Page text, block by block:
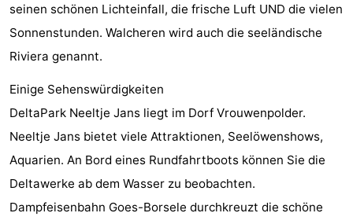
Zentren
Dörfer
&
Städte
Natur
Führungen
-
seinen schönen Lichteinfall, die frische Luft UND die vielen
Sonnenstunden. Walcheren wird auch die seeländische
Riviera genannt.
Einige Sehenswürdigkeiten
DeltaPark Neeltje Jans liegt im Dorf Vrouwenpolder.
Neeltje Jans bietet viele Attraktionen, Seelöwenshows,
Aquarien. An Bord eines Rundfahrtboots können Sie die
Deltawerke ab dem Wasser zu beobachten.
Dampfeisenbahn Goes-Borsele durchkreuzt die schöne